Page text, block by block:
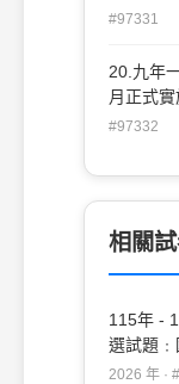
十三條修
緒障礙
異常(B)
#97331
20.九年
月正式
段調整為
#97332
相關
115年 -
選試題
2026 年 ·